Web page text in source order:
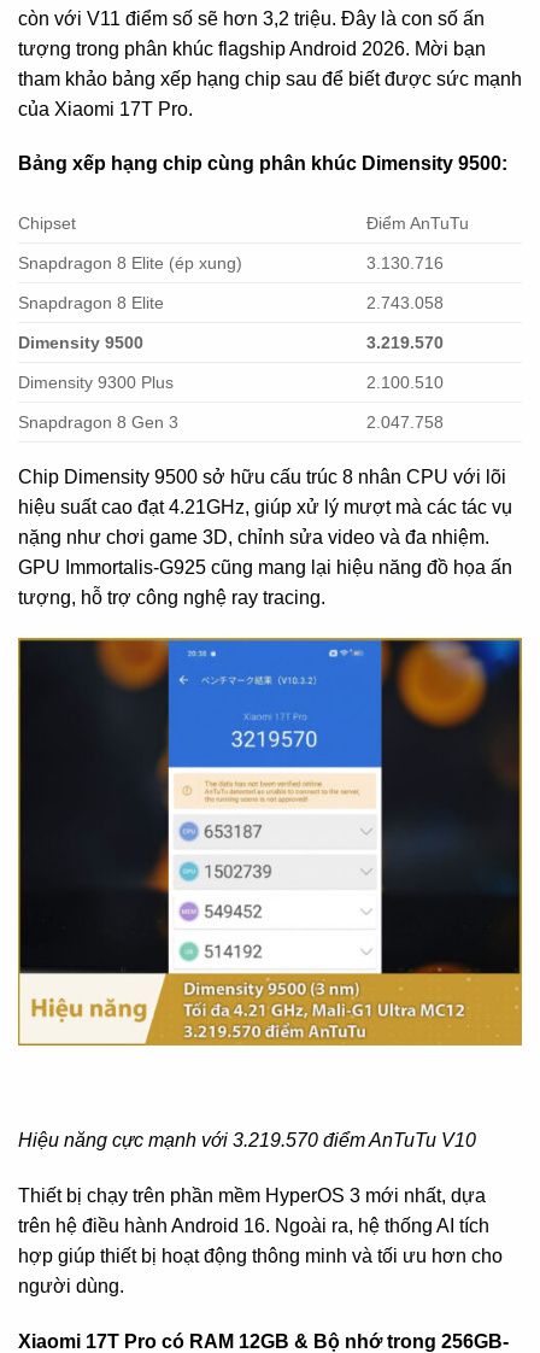
còn với V11 điểm số sẽ hơn 3,2 triệu. Đây là con số ấn
tượng trong phân khúc flagship Android 2026. Mời bạn
tham khảo bảng xếp hạng chip sau để biết được sức mạnh
của Xiaomi 17T Pro.
Bảng xếp hạng chip cùng phân khúc Dimensity 9500:
Chipset Điểm AnTuTu
Snapdragon 8 Elite (ép xung) 3.130.716
Snapdragon 8 Elite 2.743.058
Dimensity 9500 3.219.570
Dimensity 9300 Plus 2.100.510
Snapdragon 8 Gen 3 2.047.758
Chip Dimensity 9500 sở hữu cấu trúc 8 nhân CPU với lõi
hiệu suất cao đạt 4.21GHz, giúp xử lý mượt mà các tác vụ
nặng như chơi game 3D, chỉnh sửa video và đa nhiệm.
GPU Immortalis-G925 cũng mang lại hiệu năng đồ họa ấn
tượng, hỗ trợ công nghệ ray tracing.
Hiệu năng cực mạnh với 3.219.570 điểm AnTuTu V10
Thiết bị chạy trên phần mềm HyperOS 3 mới nhất, dựa
trên hệ điều hành Android 16. Ngoài ra, hệ thống AI tích
hợp giúp thiết bị hoạt động thông minh và tối ưu hơn cho
người dùng.
Xiaomi 17T Pro có RAM 12GB & Bộ nhớ trong 256GB-